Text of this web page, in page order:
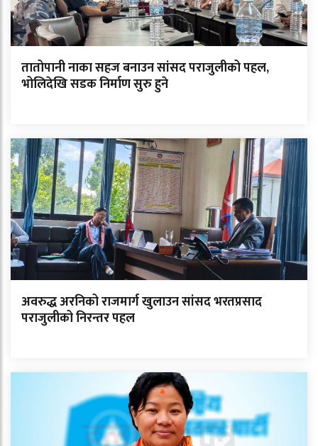
तातोपानी नाका सहज बनाउन सांसद पराजुलीको पहल,
भोलिदेखि सडक निर्माण सुरु हुने
अवरुद्ध अरनिको राजमार्ग खुलाउन सांसद भरतप्रसाद
पराजुलीको निरन्तर पहल